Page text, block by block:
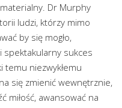
Dr Murphy
ludzi, którzy mimo
by się mogło,
spektakularny sukces
temu niezwykłemu
się zmienić wewnętrznie,
miłość, awansować na